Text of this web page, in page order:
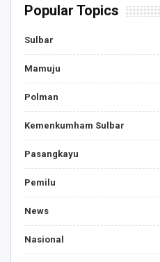
Popular Topics
Sulbar
Mamuju
Polman
Kemenkumham Sulbar
Pasangkayu
Pemilu
News
Nasional